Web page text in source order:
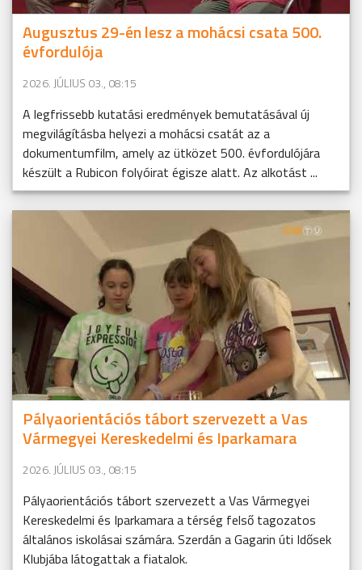
Augusztus 29-én lesz a mohácsi csata 500.
évfordulója
2026. JÚLIUS 03., 08:15
A legfrissebb kutatási eredmények bemutatásával új
megvilágításba helyezi a mohácsi csatát az a
dokumentumfilm, amely az ütközet 500. évfordulójára
készült a Rubicon folyóirat égisze alatt. Az alkotást ...
Pályaorientációs tábort szervezett a Vas
Vármegyei Kereskedelmi és Iparkamara
2026. JÚLIUS 03., 08:15
Pályaorientációs tábort szervezett a Vas Vármegyei
Kereskedelmi és Iparkamara a térség felső tagozatos
általános iskolásai számára. Szerdán a Gagarin úti Idősek
Klubjába látogattak a fiatalok.